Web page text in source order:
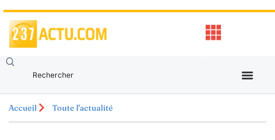
Accueil Toute l'actualité